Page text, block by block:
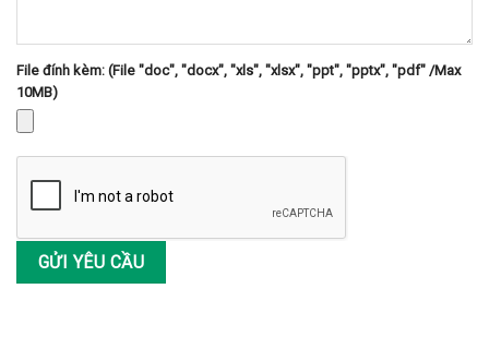
File đính kèm: (File "doc", "docx", "xls", "xlsx", "ppt", "pptx", "pdf" /Max
10MB)